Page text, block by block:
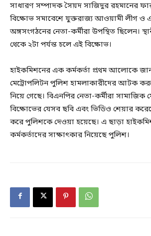
সাধারণ সম্পাদক সৈয়দ সাজিদুর রহমানের
বিক্ষোভ সমাবেশে যুক্তরাজ্য আওয়ামী লীগ ও
অঙ্গসংগঠনের নেতা-কর্মীরা উপস্থিত ছিলেন।
থেকে ২টা পর্যন্ত চলে এই বিক্ষোভ।
হাইকমিশনের এক কর্মকর্তা প্রথম আলোকে
মেট্রোপলিটন পুলিশ হামলাকারীদের আটক
নিয়ে গেছে। বিএনপির নেতা-কর্মীরা
বিক্ষোভের যেসব ছবি এবং ভিডিও শেয়ার
করে পুলিশকে দেওয়া হয়েছে। এ ছাড়া
কর্মকর্তাদের সাক্ষাৎকার নিয়েছে পুলিশ।